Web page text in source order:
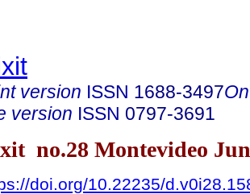
version ISSN 1688-3497
version ISSN 0797-3691
no.28 Montevideo
doi.org/10.22235/